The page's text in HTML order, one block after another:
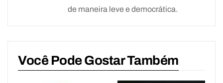
de maneira leve e democrática.
Você Pode Gostar Também